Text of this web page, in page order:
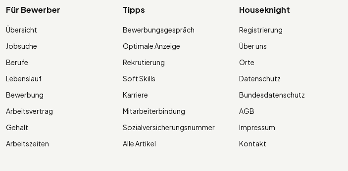
Für Bewerber
Übersicht
Jobsuche
Berufe
Lebenslauf
Bewerbung
Arbeitsvertrag
Gehalt
Arbeitszeiten
Tipps
Bewerbungsgespräch
Optimale Anzeige
Rekrutierung
Soft Skills
Karriere
Mitarbeiterbindung
Sozialversicherungsnummer
Alle Artikel
Houseknight
Registrierung
Über uns
Orte
Datenschutz
Bundesdatenschutz
AGB
Impressum
Kontakt